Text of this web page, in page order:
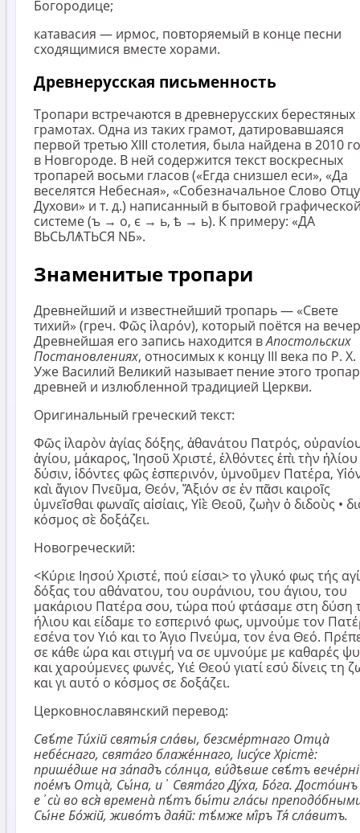
Богородице;
катавасия — ирмос, повторяемый в конце песни
сходящимися вместе хорами.
Древнерусская письменность
Тропари встречаются в древнерусских берестяных
грамотах. Одна из таких грамот, датировавшаяся
первой третью XIII столетия, была найдена в 2010
в Новгороде. В ней содержится текст воскресных
тропарей восьми гласов («Егда снизшел еси», «Да
веселятся Небесная», «Собезначальное Слово
Духови» и т. д.) написанный в бытовой
системе (ъ → о, є → ь, ѣ → ь). К примеру: «ДА
ВЬСЬЛѦТЬСЯ NБ».
Знаменитые тропари
Древнейший и известнейший тропарь — «Свете
тихий» (греч. Φῶς ἱλαρόν), который поётся на
Древнейшая его запись находится вАпостольских
Постановлениях, относимых к концу III века по Р. Х.
Уже Василий Великий называет пение этого
древней и излюбленной традицией Церкви.
Оригинальный греческий текст:
Φῶς ἱλαρὸν ἁγίας δόξης, ἀθανάτου Πατρός,
ἁγίου, μάκαρος, Ἰησοῦ Χριστέ, ἐλθόντες ἐπὶ τὴν ἡλίου
δύσιν, ἰδόντες φῶς ἑσπερινόν, ὑμνοῦμεν Πατέρα,
καὶ ἅγιον Πνεῦμα, Θεόν, Ἄξιόν σε ἐν πᾶσι καιροῖς
ὑμνεῖσθαι φωναῖς αἰσίαις, Υἱὲ Θεοῦ, ζωὴν ὁ διδοὺς •
κόσμος σὲ δοξάζει.
Новогреческий:
<Kύριε Ιησού Χριστέ, πού είσαι> το γλυκό φως τής
δόξας του αθάνατου, του ουράνιου, του άγιου, του
μακάριου Πατέρα σου, τώρα πού φτάσαμε στη δύση
ήλιου και είδαμε το εσπερινό φως, υμνούμε τον
εσένα τον Υιό και το Άγιο Πνεύμα, τον ένα Θεό.
σε κάθε ώρα και στιγμή να σε υμνούμε με καθαρές
και χαρούμενες φωνές, Υιέ Θεού γιατί εσύ δίνεις τη
και γι αυτό ο κόσμος σε δοξάζει.
Церковнославянский перевод:
Свѣ́те Ти́хій святы́я сла́вы, безсме́ртнаго Отца̀
небе́снаго, свята́го блаже́ннаго, Іису́се Хрістѐ:
прише́дше на за́падъ со́лнца, ви́дѣвше свѣ́тъ
пое́мъ Отца̀, Сы́на, и҆ Свята́го Ду́ха, Бо́га. Досто́инъ
е҆сѝ во вся̀ времена̀ пѣ́тъ бы́ти гла́сы
Сы́не Бо́жій, живо́тъ дая́й: тѣ́мже мі́ръ Тя́ сла́витъ.